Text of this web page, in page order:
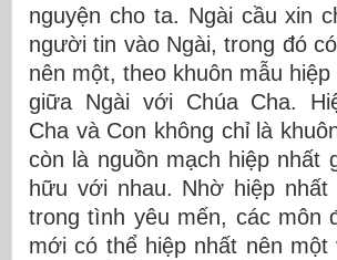
nguyện cho ta. Ngài cầu xin
người tin vào Ngài, trong đócó
nên một, theo khuôn mẫu hiệp
giữa Ngài với Chúa Cha. Hi
Cha vàCon không chỉlà khuô
còn là nguồn mạch hiệp nhất
hữu với nhau. Nhờ hiệp nhất
trong tình yêu mến, các môn
mới có thểhiệp nhất nên một